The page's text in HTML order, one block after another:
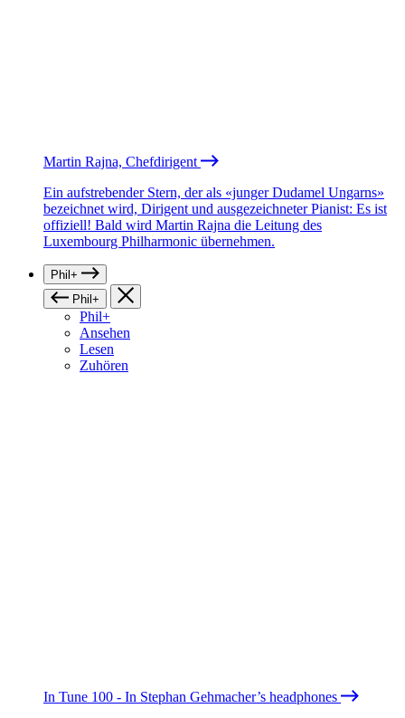
Martin Rajna, Chefdirigent
Ein aufstrebender Stern, der als «junger Dudamel Ungarns»
bezeichnet wird, Dirigent und ausgezeichneter Pianist: Es ist
offiziell! Bald wird Martin Rajna die Leitung des
Luxembourg Philharmonic übernehmen.
Phil+
Phil+
Phil+
Ansehen
Lesen
Zuhören
In Tune 100 - In Stephan Gehmacher’s headphones